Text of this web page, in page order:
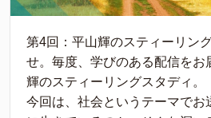
第4回：平山輝のスティーリン
せ。毎度、学びのある配信をお
輝のスティーリングスタディ。
今回は、社会というテーマでお